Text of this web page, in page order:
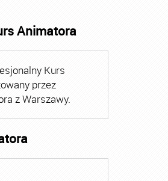
Wolnego Warszawa
Animatora
Kurs
przez
z Warszawy.